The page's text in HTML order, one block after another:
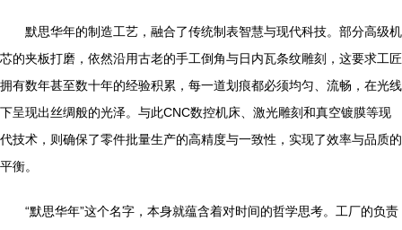
默思华年的制造工艺，融合了传统制表智慧与现代科技。部分高级机
芯的夹板打磨，依然沿用古老的手工倒角与日内瓦条纹雕刻，这要求工匠
拥有数年甚至数十年的经验积累，每一道划痕都必须均匀、流畅，在光线
下呈现出丝绸般的光泽。与此CNC数控机床、激光雕刻和真空镀膜等现
代技术，则确保了零件批量生产的高精度与一致性，实现了效率与品质的
平衡。
“默思华年”这个名字，本身就蕴含着对时间的哲学思考。工厂的负责